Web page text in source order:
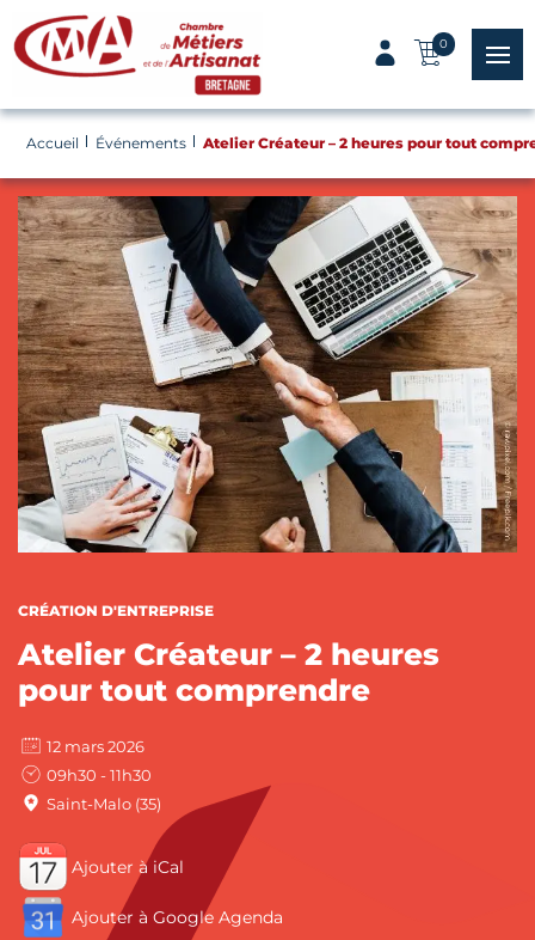
Panneau de gestion des cookies
0
menu
Accueil Événements Atelier Créateur – 2 heures pour tout
CATÉGORIES :
CRÉATION D'ENTREPRISE
Atelier Créateur – 2 heures
pour tout comprendre
12 mars 2026
09h30 - 11h30
Saint-Malo (35)
Ajouter à iCal
Ajouter à Google Agenda